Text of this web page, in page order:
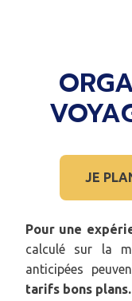
JE
Pour une
calculé sur la
anticipées
tarifs bons plans.